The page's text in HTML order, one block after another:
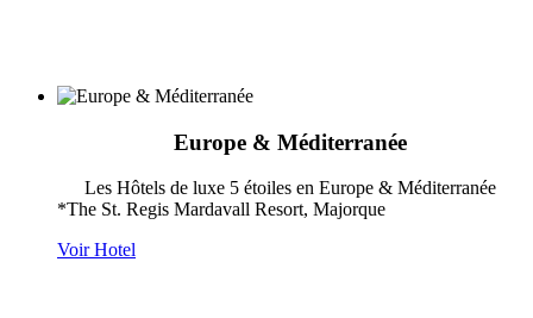
Europe & Méditerranée
Les Hôtels de luxe 5 étoiles en Europe & Méditerranée
*The St. Regis Mardavall Resort, Majorque
Voir Hotel